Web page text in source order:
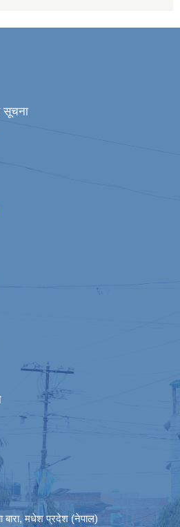
सूचना
बारा, मधेश प्रदेश (नेपाल)